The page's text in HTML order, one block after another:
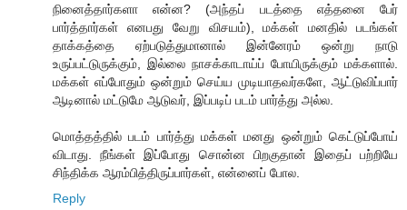
நினைத்தார்களா என்ன? (அந்தப் படத்தை எத்தனை பேர்
பார்த்தார்கள் எனபது வேறு விசயம்), மக்கள் மனதில் படங்கள்
தாக்கத்தை ஏற்படுத்துமானால் இன்னேரம் ஒன்று நாடு
உருப்பட்டுருக்கும், இல்லை நாசக்காடாய்ப் போயிருக்கும் மக்களால்.
மக்கள் எப்போதும் ஒன்றும் செய்ய முடியாதவர்களே, ஆட்டுவிப்பார்
ஆடினால் மட்டுமே ஆடுவர், இப்படிப் படம் பார்த்து அல்ல.
மொத்தத்தில் படம் பார்த்து மக்கள் மனது ஒன்றும் கெட்டுப்போய்
விடாது. நீங்கள் இப்போது சொன்ன பிறகுதான் இதைப் பற்றியே
சிந்திக்க ஆரம்பித்திருப்பார்கள், என்னைப் போல.
Reply